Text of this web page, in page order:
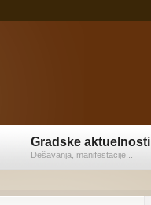
Gradske aktuelnosti
Dešavanja, manifestacije...